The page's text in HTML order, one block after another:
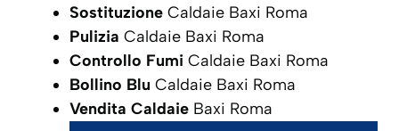
Sostituzione Caldaie Baxi Roma
Pulizia Caldaie Baxi Roma
Controllo Fumi Caldaie Baxi Roma
Bollino Blu Caldaie Baxi Roma
Vendita Caldaie Baxi Roma